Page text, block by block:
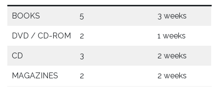
BOOKS 5 3 weeks
DVD / CD-ROM 2 1 weeks
CD 3 2 weeks
MAGAZINES 2 2 weeks